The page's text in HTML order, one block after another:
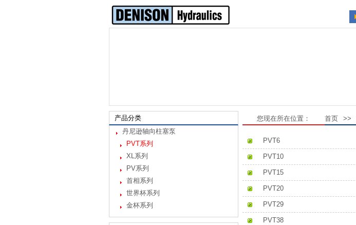
产品分类
丹尼逊轴向柱塞泵
PVT系列
XL系列
PV系列
首相系列
世界杯系列
金杯系列
您现在所在位置： 首页 >>
PVT6
PVT10
PVT15
PVT20
PVT29
PVT38